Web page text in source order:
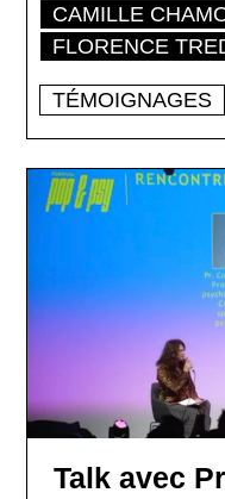
CAMILLE
FLORENCE
TÉMOIGNAGES
Talk avec